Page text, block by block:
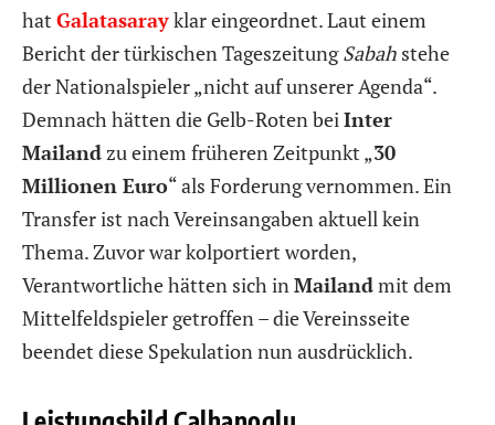
hat Galatasarayklar eingeordnet. Laut einem
Bericht der türkischen TageszeitungSabah stehe
der Nationalspieler „nicht auf unserer Agenda“.
Demnach hätten die Gelb-Roten beiInter
Mailandzu einem früheren Zeitpunkt „30
Millionen Euro“ als Forderung vernommen. Ein
Transfer ist nach Vereinsangaben aktuell kein
Thema. Zuvor war kolportiert worden,
Verantwortliche hätten sich inMailandmit dem
Mittelfeldspieler getroffen – die Vereinsseite
beendet diese Spekulation nun ausdrücklich.